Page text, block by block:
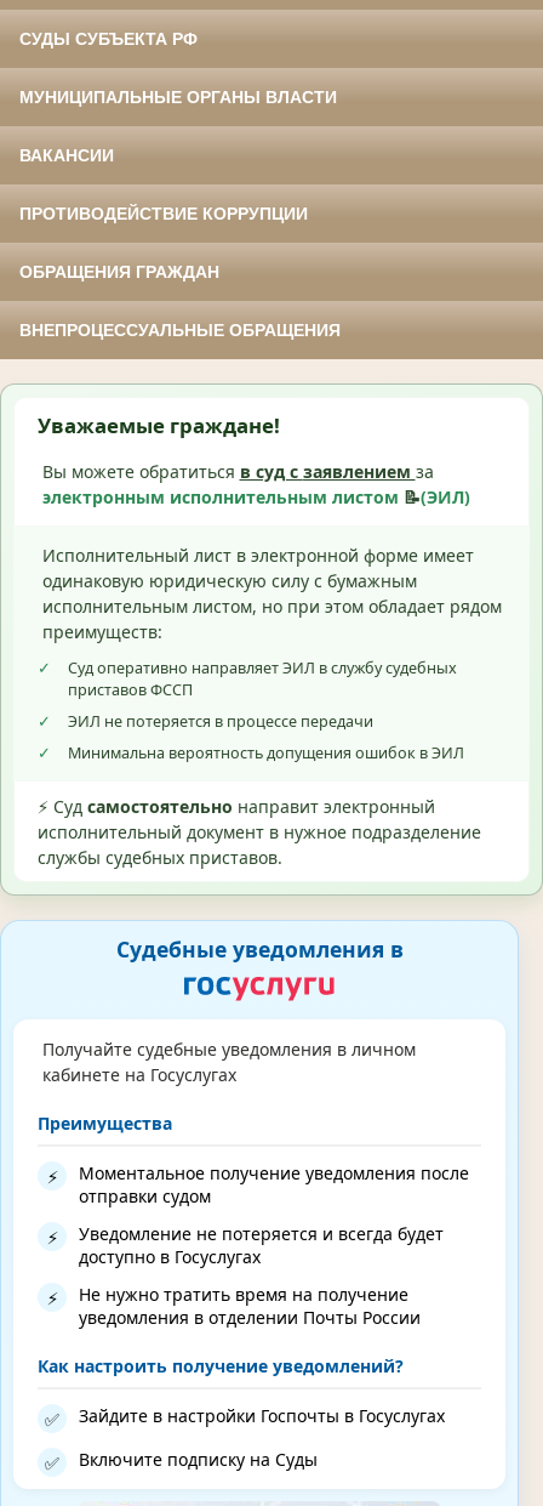
СУДЫ СУБЪЕКТА РФ
МУНИЦИПАЛЬНЫЕ ОРГАНЫ ВЛАСТИ
ВАКАНСИИ
ПРОТИВОДЕЙСТВИЕ КОРРУПЦИИ
ОБРАЩЕНИЯ ГРАЖДАН
ВНЕПРОЦЕССУАЛЬНЫЕ ОБРАЩЕНИЯ
Уважаемые граждане!
Вы можете обратиться в суд с заявлением за
электронным исполнительным листом 📝(ЭИЛ)
Исполнительный лист в электронной форме имеет
одинаковую юридическую силу с бумажным
исполнительным листом, но при этом обладает рядом
преимуществ:
✓
Суд оперативно направляет ЭИЛ в службу судебных
приставов ФССП
✓
ЭИЛ не потеряется в процессе передачи
✓
Минимальна вероятность допущения ошибок в ЭИЛ
⚡ Суд самостоятельно направит электронный
исполнительный документ в нужное подразделение
службы судебных приставов.
Судебные уведомления в
Получайте судебные уведомления в личном
кабинете на Госуслугах
Преимущества
⚡
Моментальное получение уведомления после
отправки судом
⚡
Уведомление не потеряется и всегда будет
доступно в Госуслугах
⚡
Не нужно тратить время на получение
уведомления в отделении Почты России
Как настроить получение уведомлений?
✅ Зайдите в настройки Госпочты в Госуслугах
✅ Включите подписку на Суды